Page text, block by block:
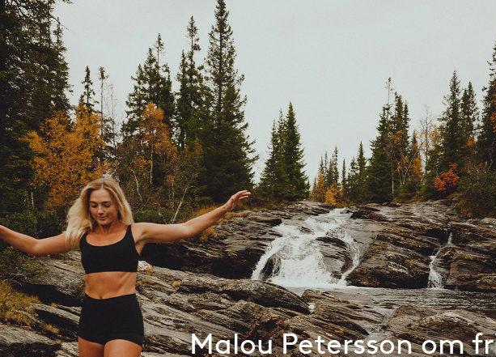
Malou Petersson om